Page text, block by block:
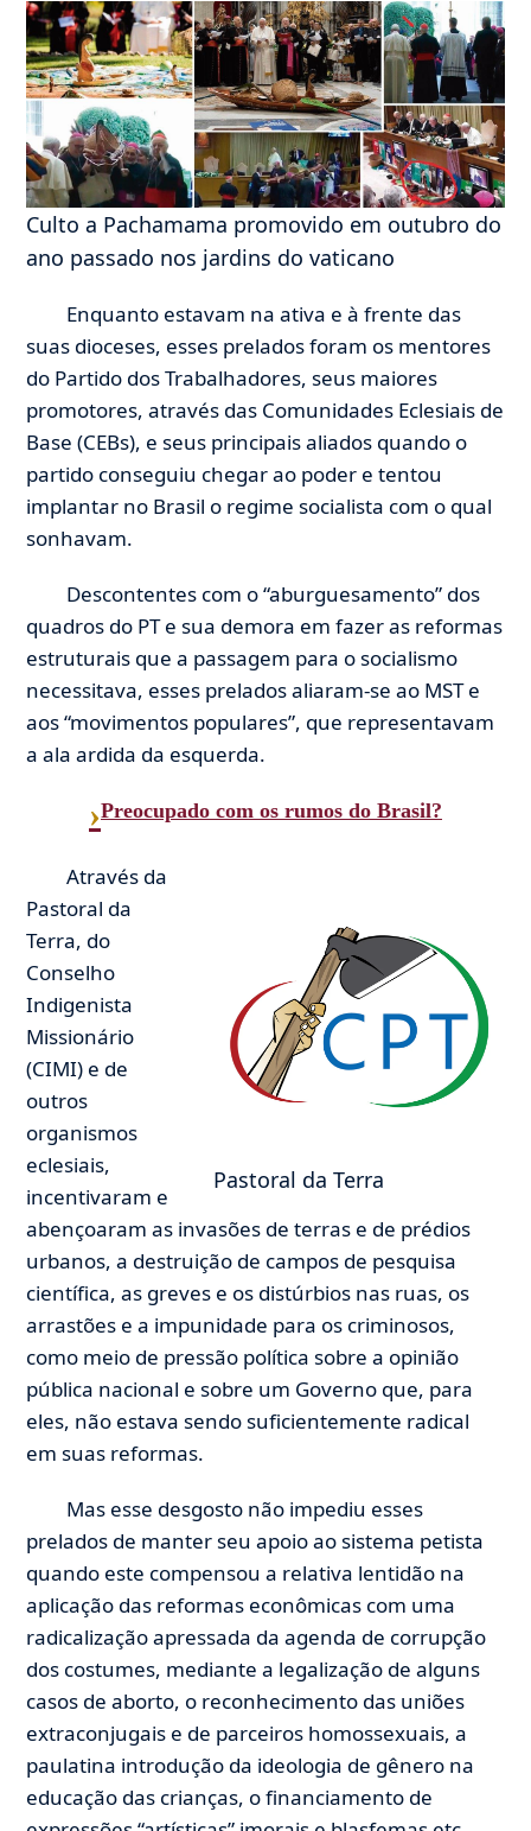
Culto a Pachamama promovido em outubro do
ano passado nos jardins do vaticano
Enquanto estavam na ativa e à frente das
suas dioceses, esses prelados foram os mentores
do Partido dos Trabalhadores, seus maiores
promotores, através das Comunidades Eclesiais de
Base (CEBs), e seus principais aliados quando o
partido conseguiu chegar ao poder e tentou
implantar no Brasil o regime socialista com o qual
sonhavam.
Descontentes com o “aburguesamento” dos
quadros do PT e sua demora em fazer as reformas
estruturais que a passagem para o socialismo
necessitava, esses prelados aliaram-se ao MST e
aos “movimentos populares”, que representavam
a ala ardida da esquerda.
›Preocupado com os rumos do Brasil?
Pastoral da Terra
Através da
Pastoral da
Terra, do
Conselho
Indigenista
Missionário
(CIMI) e de
outros
organismos
eclesiais,
incentivaram e
abençoaram as invasões de terras e de prédios
urbanos, a destruição de campos de pesquisa
científica, as greves e os distúrbios nas ruas, os
arrastões e a impunidade para os criminosos,
como meio de pressão política sobre a opinião
pública nacional e sobre um Governo que, para
eles, não estava sendo suficientemente radical
em suas reformas.
Mas esse desgosto não impediu esses
prelados de manter seu apoio ao sistema petista
quando este compensou a relativa lentidão na
aplicação das reformas econômicas com uma
radicalização apressada da agenda de corrupção
dos costumes, mediante a legalização de alguns
casos de aborto, o reconhecimento das uniões
extraconjugais e de parceiros homossexuais, a
paulatina introdução da ideologia de gênero na
educação das crianças, o financiamento de